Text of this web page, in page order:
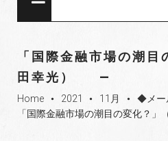
「国際金融市場の潮目
田幸光）
Home fiber_manual_record 2021 fiber_manual_record 11月 fiber_manual_record ◆メー
「国際金融市場の潮目の変化？」